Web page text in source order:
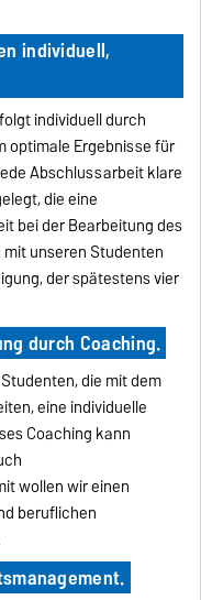
individuell,
individuell durch
optimale Ergebnisse für
Abschlussarbeit klare
die eine
bei der Bearbeitung des
unseren Studenten
der spätestens vier
durch Coaching.
die mit dem
eine individuelle
Coaching kann
wollen wir einen
beruflichen